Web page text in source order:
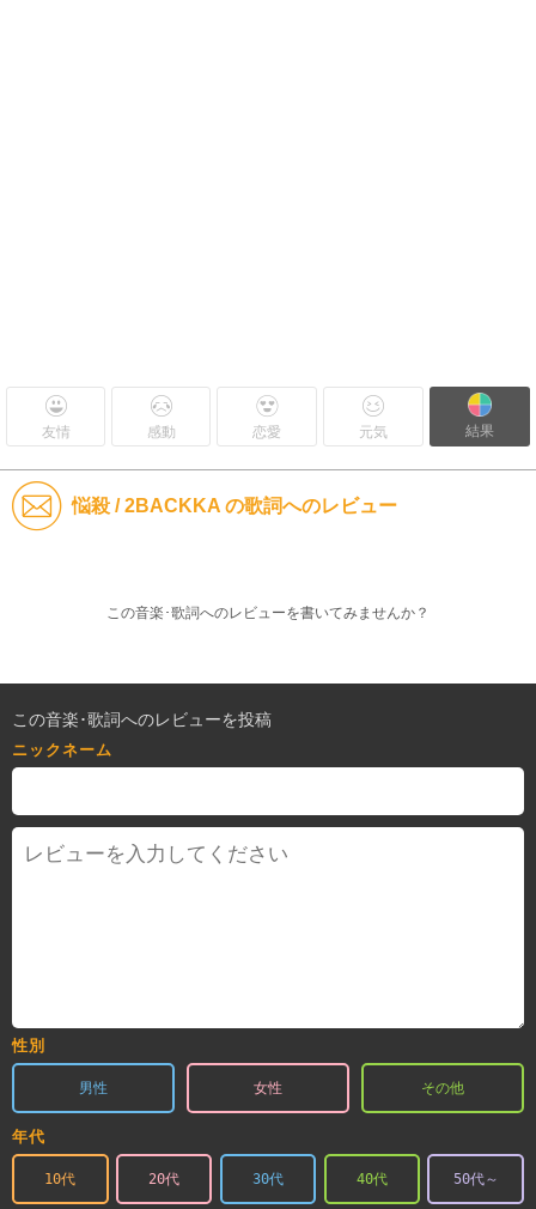
友情 感動 恋愛 元気 結果
悩殺 / 2BACKKA の歌詞へのレビュー
この音楽･歌詞へのレビューを書いてみませんか？
この音楽･歌詞へのレビューを投稿
ニックネーム
性別
男性 女性 その他
年代
10代 20代 30代 40代 50代～